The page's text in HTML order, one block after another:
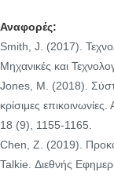
Αναφορές:
Smith, J. (2017).
Μηχανικές και
Jones, Μ. (2018).
κρίσιμες
18 (9), 1155-1165.
Chen, Ζ. (2019).
Talkie. Διεθνής